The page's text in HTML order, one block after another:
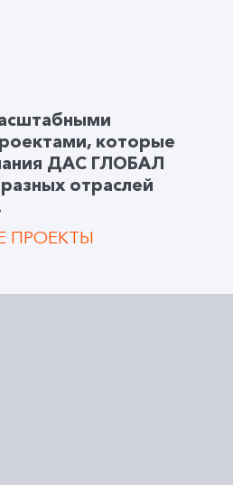
которые
ДАС ГЛОБАЛ
отраслей
ПРОЕКТЫ